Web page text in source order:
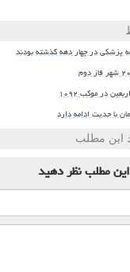
پزشکی در چهار دهه گذشته بودند
در موکب ۱۰۹۲
با جدیت ادامه دارد
این مطلب
مطلبنظر دهید